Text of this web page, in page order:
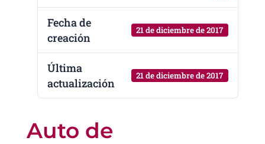
Fecha de
creación
21 de diciembre de 2017
Última
actualización
21 de diciembre de 2017
Auto de